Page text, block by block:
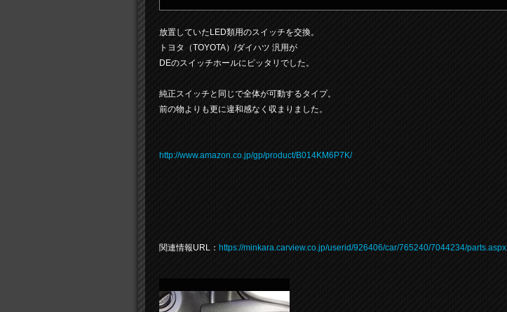
放置していたLED類用のスイッチを交換。
トヨタ（TOYOTA）/ダイハツ 汎用が
DEのスイッチホールにピッタリでした。
純正スイッチと同じで全体が可動するタイプ。
前の物よりも更に違和感なく収まりました。
http://www.amazon.co.jp/gp/product/B014KM6P7K/
関連情報URL： https://minkara.carview.co.jp/userid/926406/car/765240/7044234/parts.aspx